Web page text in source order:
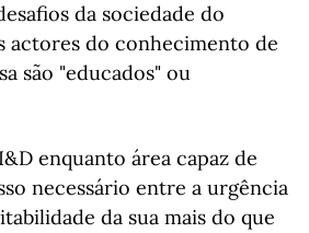
da sociedade do
actores do conhecimento de
são "educados" ou
enquanto área capaz de
necessário entre a urgência
da sua mais do que